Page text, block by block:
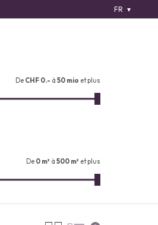
FR
De CHF 0.- à 50 mio et plus
De 0 m² à 500 m² et plus